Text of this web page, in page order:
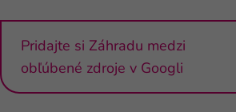
Pridajte si Záhradu medzi
obľúbené zdroje v Googli